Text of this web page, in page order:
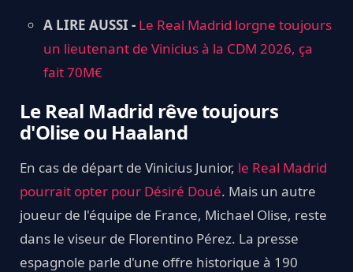
A LIRE AUSSI - Le Real Madrid lorgne toujours
un lieutenant de Vinicius à la CDM 2026, ça
fait 70M€
Le Real Madrid rêve toujours
d'Olise ou Haaland
En cas de départ de Vinicius Junior, le Real Madrid
pourrait opter pour Désiré Doué. Mais un autre
joueur de l'équipe de France, Michael Olise, reste
dans le viseur de Florentino Pérez. La presse
espagnole parle d'une offre historique à 190